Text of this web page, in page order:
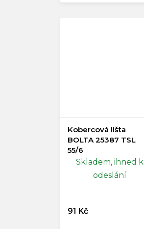
Kobercová lišta
BOLTA 25387 TSL
55/6
Skladem, ihned k
odeslání
91 Kč